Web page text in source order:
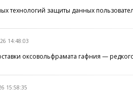
технологий защиты данных
14:48:03
оксовольфрамата гафния —
15:58:35